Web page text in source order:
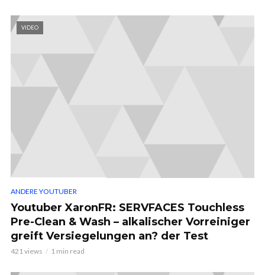
VIDEO
ANDERE YOUTUBER
Youtuber XaronFR: SERVFACES Touchless
Pre-Clean & Wash – alkalischer Vorreiniger
greift Versiegelungen an? der Test
421 views 1 min read